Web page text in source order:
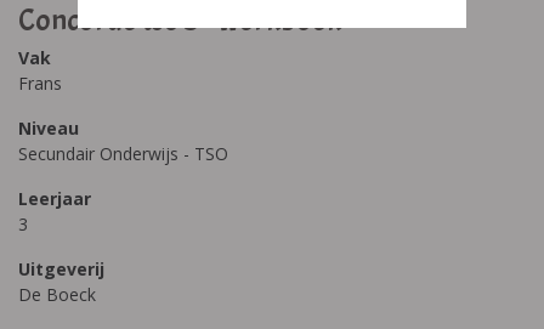
Concorde tso 3 - werkboek
Vak
Frans
Niveau
Secundair Onderwijs - TSO
Leerjaar
3
Uitgeverij
De Boeck